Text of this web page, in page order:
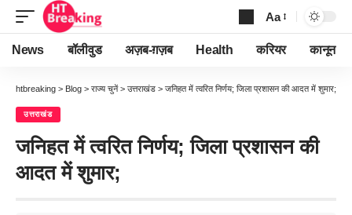
Font
Resizer
Aa
News बॉलीवुड अज़ब-ग़ज़ब Health करियर कानून
htbreaking > Blog > राज्य चुनें > उत्तराखंड > जनिहत में त्वरित निर्णय; जिला प्रशासन की आदत में शुमार;
उत्तराखंड
जनिहत में त्वरित निर्णय; जिला प्रशासन की
आदत में शुमार;